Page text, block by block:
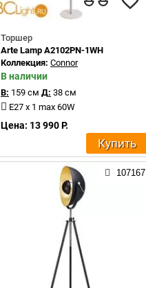
Торшер
Arte Lamp A2102PN-1WH
Коллекция: Connor
В наличии
В: 159 см Д: 38 см
E27 x 1 max 60W
Цена: 13 990 Р.
Купить
107167